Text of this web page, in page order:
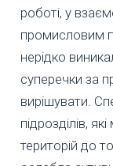
роботі, у
промисловим
нерідко
суперечки за
вирішувати.
підрозділів,
територій до